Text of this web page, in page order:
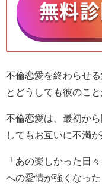
不倫恋愛を終わらせ
とどうしても彼のこ
不倫恋愛は、最初か
してもお互いに不満が
「あの楽しかった日
への愛情が強くなっ